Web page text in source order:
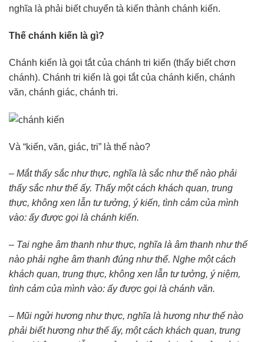
nghĩa là phải biết chuyển tà kiến thành chánh kiến.
Thế chánh kiến là gì?
Chánh kiến là gọi tắt của chánh tri kiến (thấy biết chơn
chánh). Chánh tri kiến là gọi tắt của chánh kiến, chánh
văn, chánh giác, chánh tri.
Và “kiến, văn, giác, tri” là thế nào?
– Mắt thấy sắc như thực, nghĩa là sắc như thế nào phải
thấy sắc như thế ấy. Thấy một cách khách quan, trung
thực, không xen lẫn tư tưởng, ý kiến, tình cảm của mình
vào: ấy được gọi là chánh kiến.
– Tai nghe âm thanh như thực, nghĩa là âm thanh như thế
nào phải nghe âm thanh đúng như thế. Nghe một cách
khách quan, trung thực, không xen lẫn tư tưởng, ý niệm,
tình cảm của mình vào: ấy được gọi là chánh văn.
– Mũi ngửi hương như thực, nghĩa là hương như thế nào
phải biết hương như thế ấy, một cách khách quan, trung